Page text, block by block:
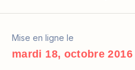
Mise en ligne le
mardi 18, octobre 2016